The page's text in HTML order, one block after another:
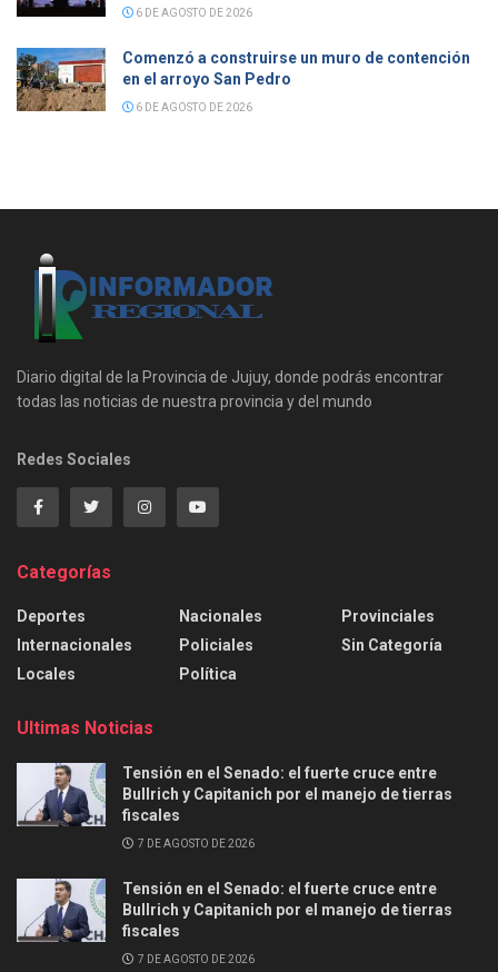
6 DE AGOSTO DE 2026
Comenzó a construirse un muro de contención
en el arroyo San Pedro
6 DE AGOSTO DE 2026
Diario digital de la Provincia de Jujuy, donde podrás encontrar
todas las noticias de nuestra provincia y del mundo
Redes Sociales
Categorías
Deportes
Internacionales
Locales
Nacionales
Policiales
Política
Provinciales
Sin Categoría
Ultimas Noticias
Tensión en el Senado: el fuerte cruce entre
Bullrich y Capitanich por el manejo de tierras
fiscales
7 DE AGOSTO DE 2026
Tensión en el Senado: el fuerte cruce entre
Bullrich y Capitanich por el manejo de tierras
fiscales
7 DE AGOSTO DE 2026